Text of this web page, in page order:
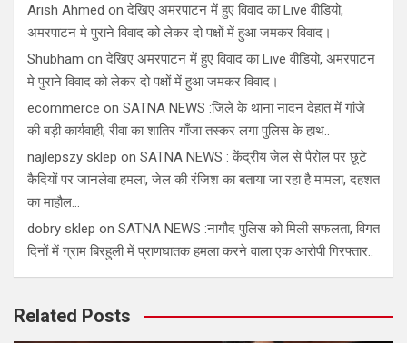
Arish Ahmed onदेखिए अमरपाटन में हुए विवाद का Live वीडियो,
अमरपाटन मे पुराने विवाद को लेकर दो पक्षों में हुआ जमकर विवाद।
Shubham onदेखिए अमरपाटन में हुए विवाद का Live वीडियो, अमरपाटन
मे पुराने विवाद को लेकर दो पक्षों में हुआ जमकर विवाद।
ecommerce on SATNA NEWS :जिले के थाना नादन देहात में गांजे
की बड़ी कार्यवाही, रीवा का शातिर गाँजा तस्कर लगा पुलिस के हाथ..
najlepszy sklep on SATNA NEWS : केंद्रीय जेल से पैरोल पर छूटे
कैदियों पर जानलेवा हमला, जेल की रंजिश का बताया जा रहा है मामला, दहशत
का माहौल…
dobry sklep on SATNA NEWS :नागौद पुलिस को मिली सफलता, विगत
दिनों में ग्राम बिरहुली में प्राणघातक हमला करने वाला एक आरोपी गिरफ्तार..
Related Posts